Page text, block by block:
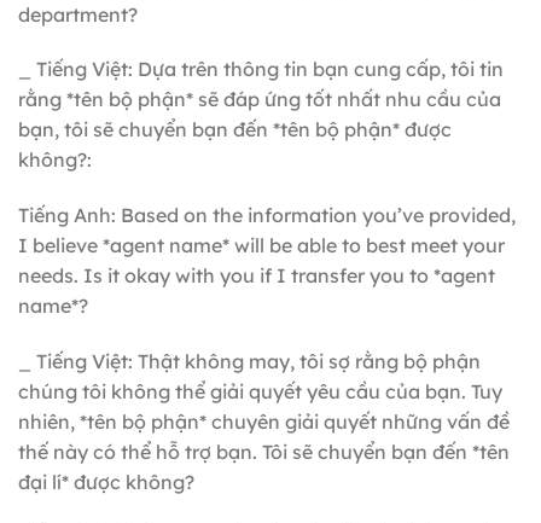
department?
_ Tiếng Việt: Dựa trên thông tin bạn cung cấp, tôi tin
rằng *tên bộ phận* sẽ đáp ứng tốt nhất nhu cầu của
bạn, tôi sẽ chuyển bạn đến *tên bộ phận* được
không?:
Tiếng Anh: Based on the information you’ve provided,
I believe *agent name* will be able to best meet your
needs. Is it okay with you if I transfer you to *agent
name*?
_ Tiếng Việt: Thật không may, tôi sợ rằng bộ phận
chúng tôi không thể giải quyết yêu cầu của bạn. Tuy
nhiên, *tên bộ phận* chuyên giải quyết những vấn đề
thế này có thể hỗ trợ bạn. Tôi sẽ chuyển bạn đến *tên
đại lí* được không?